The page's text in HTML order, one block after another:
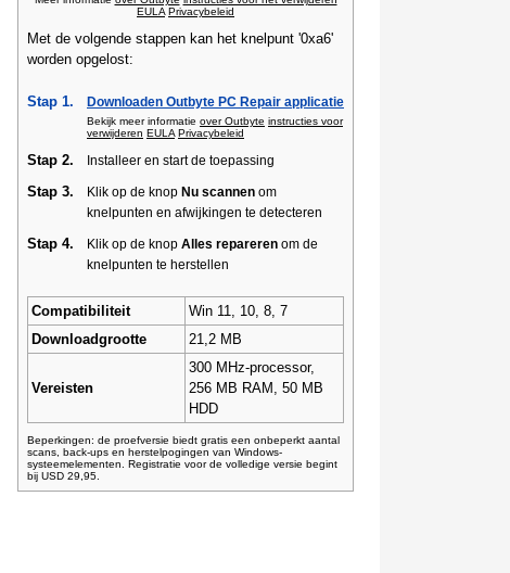
EULA Privacybeleid
Met de volgende stappen kan het knelpunt '0xa6'
worden opgelost:
Stap 1. Downloaden Outbyte PC Repair applicatie
Bekijk meer informatie over Outbyte instructies voor
verwijderen EULA Privacybeleid
Stap 2. Installeer en start de toepassing
Stap 3. Klik op de knop Nu scannen om
knelpunten en afwijkingen te detecteren
Stap 4. Klik op de knop Alles repareren om de
knelpunten te herstellen
Compatibiliteit
Win 11, 10, 8, 7
Downloadgrootte
21,2 MB
Vereisten
300 MHz-processor,
256 MB RAM, 50 MB
HDD
Beperkingen: de proefversie biedt gratis een onbeperkt aantal
scans, back-ups en herstelpogingen van Windows-
systeemelementen. Registratie voor de volledige versie begint
bij USD 29,95.